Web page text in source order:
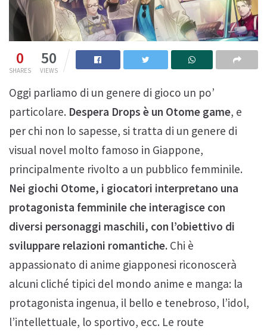
0
SHARES
50
VIEWS
Oggi parliamo di un genere di gioco un po’
particolare. Despera Drops è un Otome game, e
per chi non lo sapesse, si tratta di un genere di
visual novel molto famoso in Giappone,
principalmente rivolto a un pubblico femminile.
Nei giochi Otome, i giocatori interpretano una
protagonista femminile che interagisce con
diversi personaggi maschili, con l’obiettivo di
sviluppare relazioni romantiche. Chi è
appassionato di anime giapponesi riconoscerà
alcuni cliché tipici del mondo anime e manga: la
protagonista ingenua, il bello e tenebroso, l’idol,
l’intellettuale, lo sportivo, ecc. Le route